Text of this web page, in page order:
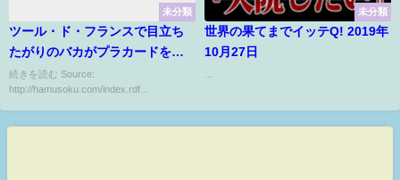
未分類
ツール・ド・フランスで目立ち
たがりのバカがプラカードを掲
げた結果大規模な転倒発生…な
お犯人は逃亡
続きを読む Source:
http://hamusoku.com/index.rdf...
未分類
世界の果てまでイッテQ! 2019年
10月27日